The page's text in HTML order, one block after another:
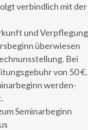
verbindlich mit der
und Verpflegung
überwiesen
Bei
von 50 €.
werden-
Seminarbeginn